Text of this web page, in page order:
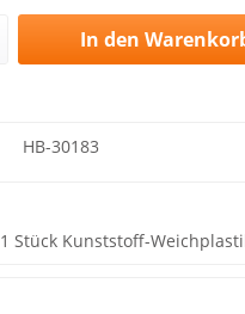
In den
HB-30183
Stück Kunststoff-